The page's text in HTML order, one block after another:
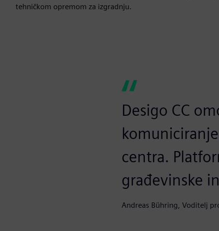
tehničkom opremom za izgradnju.
Desigo CC
centra.
građevinske
Andreas Bühring, Voditelj